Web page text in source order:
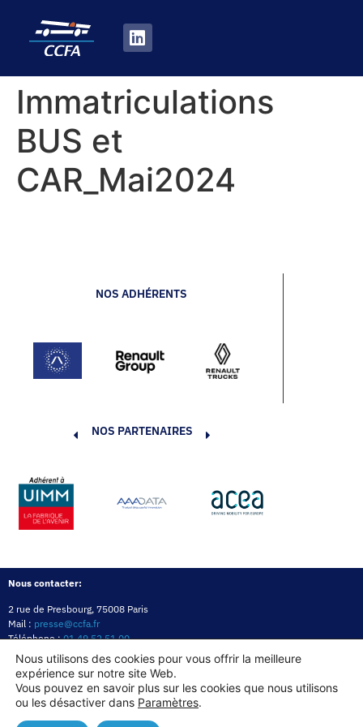
Immatriculations
BUS et
CAR_Mai2024
NOS ADHÉRENTS
NOS PARTENAIRES
Nous contacter:
2 rue de Presbourg, 75008 Paris
Mail : presse@ccfa.fr
Téléphone :01 49 52 51 00
Réseau :
LinkedIn
Politique de confidentialitéMentions légalesPolitique des cookies
Nous utilisons des cookies pour vous offrir la meilleure
expérience sur notre site Web.
Vous pouvez en savoir plus sur les cookies que nous utilisons
ou les désactiver dans Paramètres.